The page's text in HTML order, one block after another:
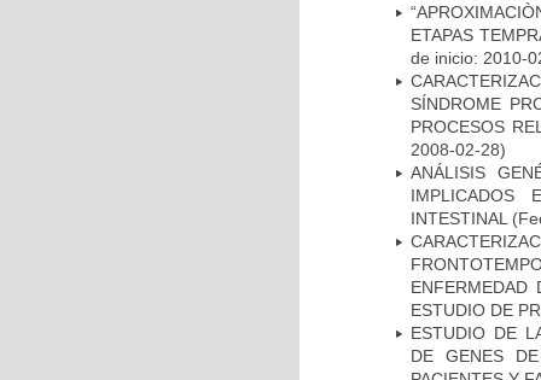
ETAPAS
de inicio: 2010-
SÍNDROME
PROCESOS
2008-02-28)
ANÁLISIS
IMPLICADOS
INTESTINAL
ENFERMEDAD
ESTUDIO DE
ESTUDIO DE
DE GENES